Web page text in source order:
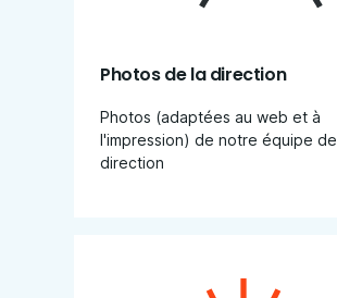
Photos de la direction
Photos (adaptées au web et à
l'impression) de notre équipe de
direction